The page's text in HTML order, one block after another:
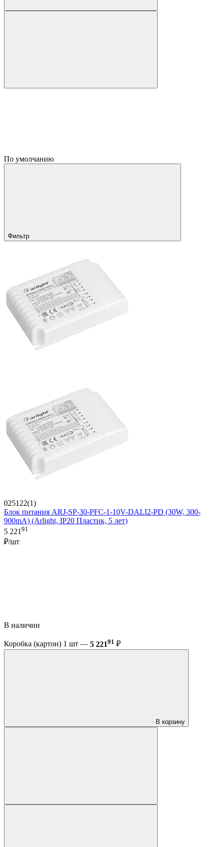
По умолчанию
Фильтр
025122(1)
Блок питания ARJ-SP-30-PFC-1-10V-DALI2-PD (30W, 300-
900mA) (Arlight, IP20 Пластик, 5 лет)
5 22191
₽/шт
В наличии
Коробка (картон) 1 шт — 5 22191 ₽
В корзину